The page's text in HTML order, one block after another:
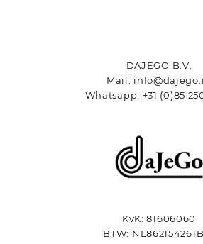
DAJEGO B.V.
Mail:
Whatsapp: +31 (0)85
KvK: 81606060
BTW: